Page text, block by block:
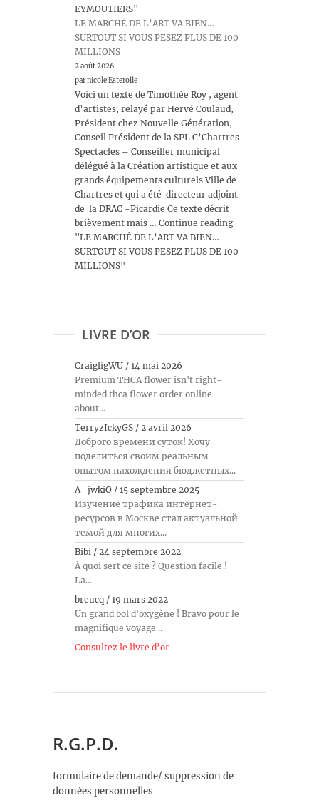
EYMOUTIERS"
LE MARCHÉ DE L’ART VA BIEN…
SURTOUT SI VOUS PESEZ PLUS DE 100
MILLIONS
2 août 2026
par nicole Esterolle
Voici un texte de Timothée Roy , agent
d’artistes, relayé par Hervé Coulaud,
Président chez Nouvelle Génération,
Conseil Président de la SPL C’Chartres
Spectacles – Conseiller municipal
délégué à la Création artistique et aux
grands équipements culturels Ville de
Chartres et qui a été directeur adjoint
de la DRAC -Picardie Ce texte décrit
brièvement mais … Continue reading
"LE MARCHÉ DE L’ART VA BIEN…
SURTOUT SI VOUS PESEZ PLUS DE 100
MILLIONS"
LIVRE D’OR
CraigligWU / 14 mai 2026
Premium THCA flower isn't right-
minded thca flower order online
about...
TerryzIckyGS / 2 avril 2026
Доброго времени суток! Хочу
поделиться своим реальным
опытом нахождения бюджетных...
A_jwkiO / 15 septembre 2025
Изучение трафика интернет-
ресурсов в Москве стал актуальной
темой для многих...
Bibi / 24 septembre 2022
À quoi sert ce site ? Question facile !
La...
breucq / 19 mars 2022
Un grand bol d'oxygène ! Bravo pour le
magnifique voyage...
Consultez le livre d’or
R.G.P.D.
formulaire de demande/ suppression de
données personnelles